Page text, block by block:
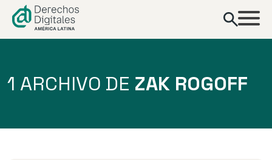
contenido
1 ARCHIVO DE ZAK ROGOFF